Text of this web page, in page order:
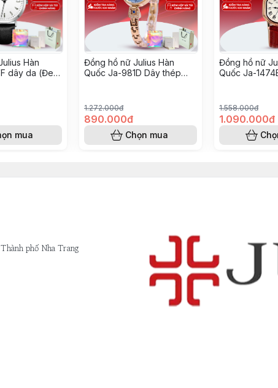
bởi Citizen Nhật Bản)
(30m) có thể đi mưa, rửa tay, rửa mặt. Tránh tiếp
Hàn
dây da (Đen
mua
Đồng hồ nữ Julius Hàn
Quốc Ja-981D Dây thép
1.272.000đ
890.000đ
Chọn mua
Đồng hồ nữ
Quốc Ja-
1.558.000đ
1.090.000đ
phố Nha Trang